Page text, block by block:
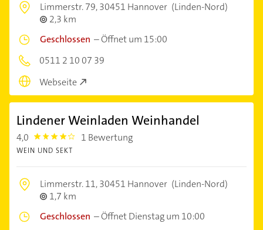
Limmerstr. 79,30451 Hannover (Linden-Nord)
2,3 km
Geschlossen –Öffnet um 15:00
0511 2 10 07 39
Webseite
Lindener Weinladen Weinhandel
4,0 4.0 1 Bewertung
WEIN UND SEKT
Limmerstr. 11,30451 Hannover (Linden-Nord)
1,7 km
Geschlossen –Öffnet Dienstag um 10:00